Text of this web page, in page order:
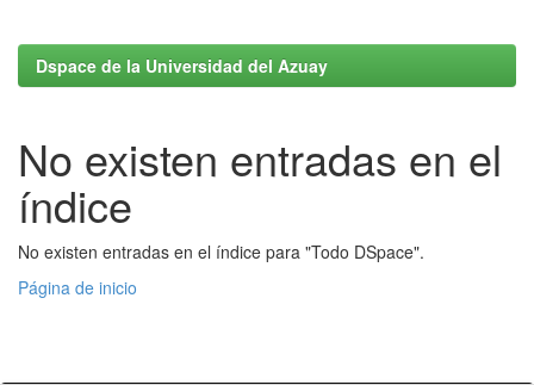
Dspace de la Universidad del Azuay
No existen entradas en el
índice
No existen entradas en el índice para "Todo DSpace".
Página de inicio